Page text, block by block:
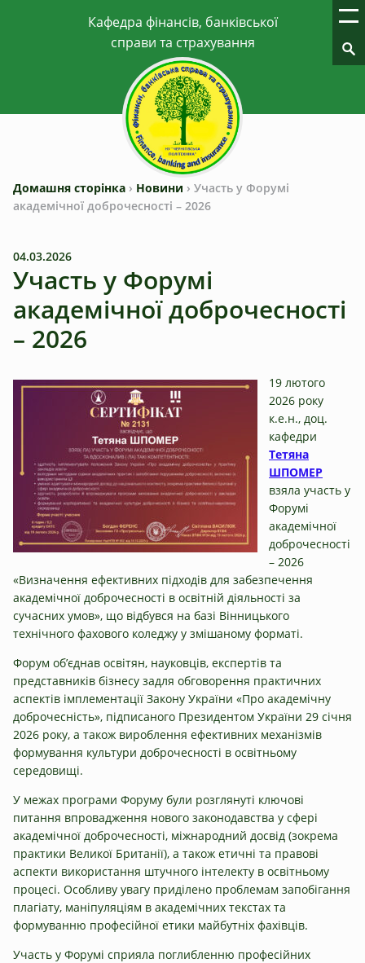
Домашня сторінка › Новини › Участь у Форумі
академічної доброчесності – 2026
04.03.2026
Участь у Форумі
академічної доброчесності
– 2026
19 лютого
2026 року
к.е.н., доц.
кафедри
Тетяна
ШПОМЕР
взяла участь у
Форумі
академічної
доброчесності
– 2026
«Визначення ефективних підходів для забезпечення
академічної доброчесності в освітній діяльності за
сучасних умов», що відбувся на базі Вінницького
технічного фахового коледжу у змішаному форматі.
Форум об’єднав освітян, науковців, експертів та
представників бізнесу задля обговорення практичних
аспектів імплементації Закону України «Про академічну
доброчесність», підписаного Президентом України 29 січня
2026 року, а також вироблення ефективних механізмів
формування культури доброчесності в освітньому
середовищі.
У межах програми Форуму були розглянуті ключові
питання впровадження нового законодавства у сфері
академічної доброчесності, міжнародний досвід (зокрема
практики Великої Британії), а також етичні та правові
аспекти використання штучного інтелекту в освітньому
процесі. Особливу увагу приділено проблемам запобігання
плагіату, маніпуляціям в академічних текстах та
формуванню професійної етики майбутніх фахівців.
Участь у Форумі сприяла поглибленню професійних